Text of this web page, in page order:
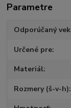
Parametre
Odporúčaný vek
Určené pre
Materiál
Rozmery (š-v-h)